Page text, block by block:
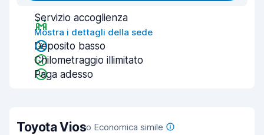
Servizio accoglienza
Mostra i dettagli della sede
Deposito basso
Chilometraggio illimitato
Paga adesso
Toyota Vioso Economica simile